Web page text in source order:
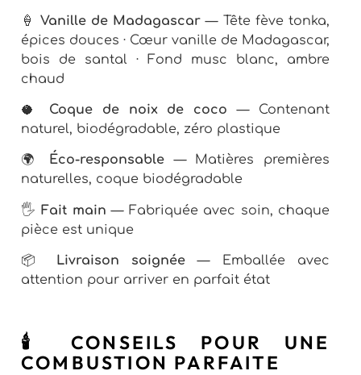
🍦 Vanille de Madagascar — Tête fève tonka,
épices douces · Cœur vanille de Madagascar,
bois de santal · Fond musc blanc, ambre
chaud
🥥 Coque de noix de coco — Contenant
naturel, biodégradable, zéro plastique
🌍 Éco-responsable— Matières premières
naturelles, coque biodégradable
🖐Fait main — Fabriquée avec soin, chaque
pièce est unique
📦 Livraison soignée — Emballée avec
attention pour arriver en parfait état
🕯️ CONSEILS POUR UNE
COMBUSTION PARFAITE